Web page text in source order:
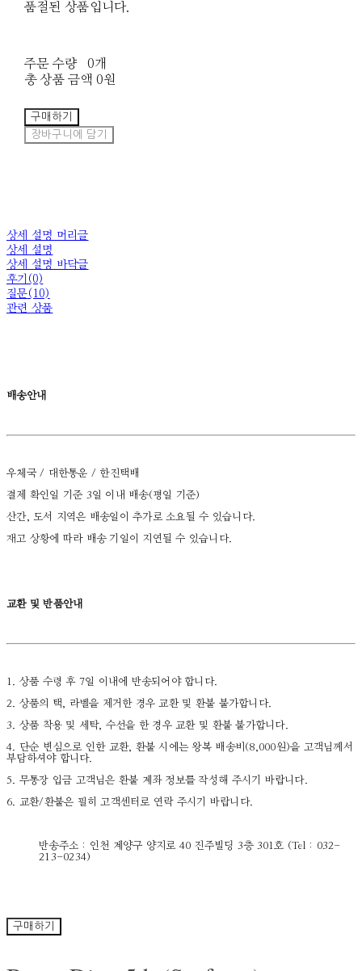
품절된 상품입니다.
주문 수량
0개
총 상품 금액 0원
구매하기
장바구니에 담기
상세 설명 머리글
상세 설명
상세 설명 바닥글
후기(0)
질문(10)
관련 상품
배송안내
우체국 / 대한통운 / 한진택배
결제 확인일 기준 3일 이내 배송(평일 기준)
산간, 도서 지역은 배송일이 추가로 소요될 수 있습니다.
재고 상황에 따라 배송 기일이 지연될 수 있습니다.
교환 및 반품안내
1. 상품 수령 후 7일 이내에 반송되어야 합니다.
2. 상품의 택, 라벨을 제거한 경우 교환 및 환불 불가합니다.
3. 상품 착용 및 세탁, 수선을 한 경우 교환 및 환불 불가합니다.
4. 단순 변심으로 인한 교환, 환불 시에는 왕복 배송비(8,000원)을 고객님께서
부담하셔야 합니다.
5. 무통장 입금 고객님은 환불 계좌 정보를 작성해 주시기 바랍니다.
6. 교환/환불은 필히 고객센터로 연락 주시기 바랍니다.
반송주소 : 인천 계양구 양지로 40 진주빌딩 3층 301호 (Tel : 032-
213-0234)
구매하기